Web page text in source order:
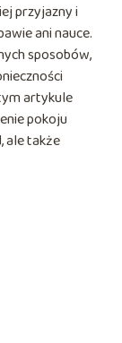
przyjazny i
ani nauce.
sposobów,
artykule
pokoju
ale także